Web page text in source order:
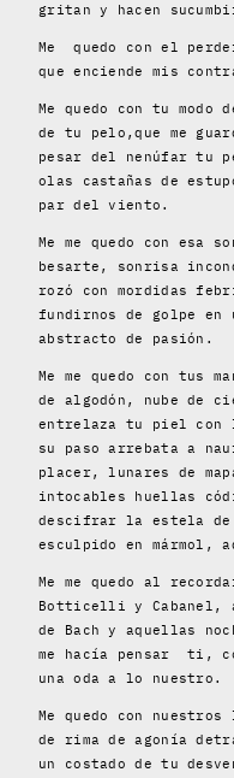
gritan y hacen
Me quedo con el
que enciende mis
Me quedo con tu modo
de tu pelo,que me
pesar del nenúfar tu
olas castañas de
par del viento.
Me me quedo con esa
besarte, sonrisa
rozó con mordidas
fundirnos de golpe en
abstracto de pasión.
Me me quedo con tus
de algodón, nube de
entrelaza tu piel con
su paso arrebata a
placer, lunares de
intocables huellas
descifrar la estela de
esculpido en mármol,
Me me quedo al
Botticelli y Cabanel,
de Bach y aquellas
me hacía pensar ti,
una oda a lo nuestro.
Me quedo con
de rima de agonía
un costado de tu